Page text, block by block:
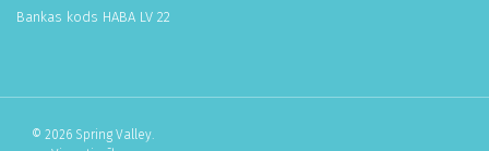
Bankas kods HABA LV 22
© 2026 Spring Valley.